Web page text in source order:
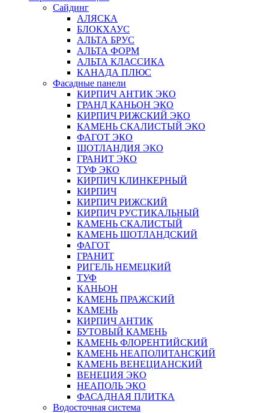
Сайдинг
АЛЯСКА
БЛОКХАУС
АЛЬТА БРУС
АЛЬТА ФОРМ
АЛЬТА КЛАССИКА
КАНАДА ПЛЮС
Фасадные панели
КИРПИЧ АНТИК ЭКО
ГРАНД КАНЬОН ЭКО
КИРПИЧ РИЖСКИЙ ЭКО
КАМЕНЬ СКАЛИСТЫЙ ЭКО
ФАГОТ ЭКО
ШОТЛАНДИЯ ЭКО
ГРАНИТ ЭКО
ТУФ ЭКО
КИРПИЧ КЛИНКЕРНЫЙ
КИРПИЧ
КИРПИЧ РИЖСКИЙ
КИРПИЧ РУСТИКАЛЬНЫЙ
КАМЕНЬ СКАЛИСТЫЙ
КАМЕНЬ ШОТЛАНДСКИЙ
ФАГОТ
ГРАНИТ
РИГЕЛЬ НЕМЕЦКИЙ
ТУФ
КАНЬОН
КАМЕНЬ ПРАЖСКИЙ
КАМЕНЬ
КИРПИЧ АНТИК
БУТОВЫЙ КАМЕНЬ
КАМЕНЬ ФЛОРЕНТИЙСКИЙ
КАМЕНЬ НЕАПОЛИТАНСКИЙ
КАМЕНЬ ВЕНЕЦИАНСКИЙ
ВЕНЕЦИЯ ЭКО
НЕАПОЛЬ ЭКО
ФАСАДНАЯ ПЛИТКА
Водосточная система